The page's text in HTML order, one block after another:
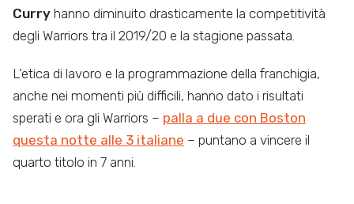
Curry hanno diminuito drasticamente la competitività
degli Warriors tra il 2019/20 e la stagione passata.
L’etica di lavoro e la programmazione della franchigia,
anche nei momenti più difficili, hanno dato i risultati
sperati e ora gli Warriors – palla a due con Boston
questa notte alle 3 italiane – puntano a vincere il
quarto titolo in 7 anni.